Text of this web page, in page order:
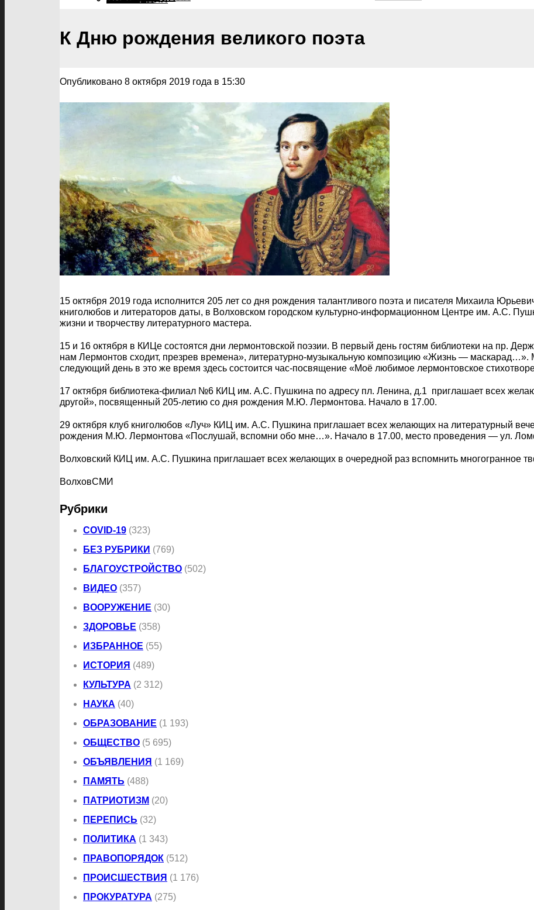
К Дню рождения великого поэта
Опубликовано 8 октября 2019 года в 15:30
15 октября 2019 года исполнится 205 лет со дня рождения талантливого поэта и писателя Михаила
книголюбов и литераторов даты, в Волховском городском культурно-информационном Центре им. А.С.
жизни и творчеству литературного мастера.
15 и 16 октября в КИЦе состоятся дни лермонтовской поэзии. В первый день гостям библиотеки на пр.
нам Лермонтов сходит, презрев времена», литературно-музыкальную композицию «Жизнь — маскарад…».
следующий день в это же время здесь состоится час-посвящение «Моё любимое лермонтовское
17 октября библиотека-филиал №6 КИЦ им. А.С. Пушкина по адресу пл. Ленина, д.1 приглашает всех
другой», посвященный 205-летию со дня рождения М.Ю. Лермонтова. Начало в 17.00.
29 октября клуб книголюбов «Луч» КИЦ им. А.С. Пушкина приглашает всех желающих на литературный
рождения М.Ю. Лермонтова «Послушай, вспомни обо мне…». Начало в 17.00, место проведения — ул.
Волховский КИЦ им. А.С. Пушкина приглашает всех желающих в очередной раз вспомнить многогранное
ВолховСМИ
Рубрики
COVID-19 (323)
БЕЗ РУБРИКИ (769)
БЛАГОУСТРОЙСТВО (502)
ВИДЕО (357)
ВООРУЖЕНИЕ (30)
ЗДОРОВЬЕ (358)
ИЗБРАННОЕ (55)
ИСТОРИЯ (489)
КУЛЬТУРА (2 312)
НАУКА (40)
ОБРАЗОВАНИЕ (1 193)
ОБЩЕСТВО (5 695)
ОБЪЯВЛЕНИЯ (1 169)
ПАМЯТЬ (488)
ПАТРИОТИЗМ (20)
ПЕРЕПИСЬ (32)
ПОЛИТИКА (1 343)
ПРАВОПОРЯДОК (512)
ПРОИСШЕСТВИЯ (1 176)
ПРОКУРАТУРА (275)